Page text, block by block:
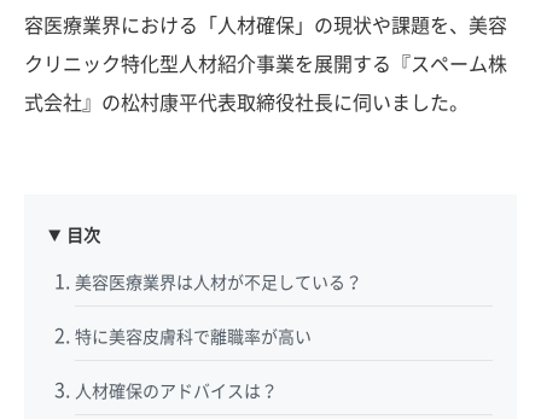
容医療業界における「人材確保」の現状や課題を、美容
クリニック特化型人材紹介事業を展開する『スペーム株
式会社』の松村康平代表取締役社長に伺いました。
目次
美容医療業界は人材が不足している？
特に美容皮膚科で離職率が高い
人材確保のアドバイスは？